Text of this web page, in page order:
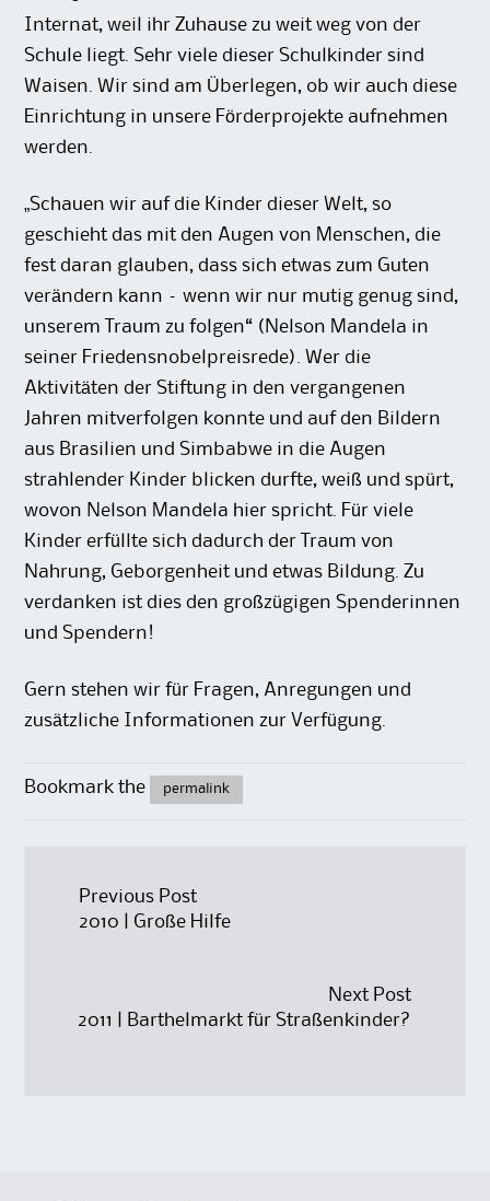
Internat, weil ihr Zuhause zu weit weg von der
Schule liegt. Sehr viele dieser Schulkinder sind
Waisen. Wir sind am Überlegen, ob wir auch diese
Einrichtung in unsere Förderprojekte aufnehmen
werden.
„Schauen wir auf die Kinder dieser Welt, so
geschieht das mit den Augen von Menschen, die
fest daran glauben, dass sich etwas zum Guten
verändern kann – wenn wir nur mutig genug sind,
unserem Traum zu folgen“ (Nelson Mandela in
seiner Friedensnobelpreisrede). Wer die
Aktivitäten der Stiftung in den vergangenen
Jahren mitverfolgen konnte und auf den Bildern
aus Brasilien und Simbabwe in die Augen
strahlender Kinder blicken durfte, weiß und spürt,
wovon Nelson Mandela hier spricht. Für viele
Kinder erfüllte sich dadurch der Traum von
Nahrung, Geborgenheit und etwas Bildung. Zu
verdanken ist dies den großzügigen Spenderinnen
und Spendern!
Gern stehen wir für Fragen, Anregungen und
zusätzliche Informationen zur Verfügung.
Bookmark the permalink
Post
Previous Post
2010 | Große Hilfe
Next Post
2011 | Barthelmarkt für Straßenkinder?